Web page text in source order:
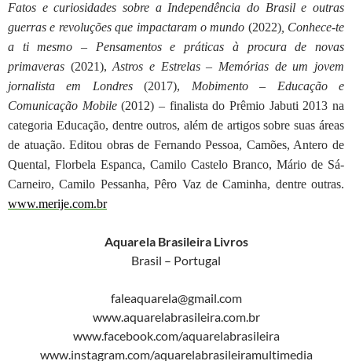
Fatos e curiosidades sobre a Independência do Brasil e outras
guerras e revoluções que impactaram o mundo (2022), Conhece-te
a ti mesmo – Pensamentos e práticas à procura de novas
primaveras (2021),Astros e Estrelas – Memórias de um jovem
jornalista em Londres(2017), Mobimento – Educação e
Comunicação Mobile(2012) – finalista do Prêmio Jabuti 2013 na
categoria Educação, dentre outros, além de artigos sobre suas áreas
de atuação.Editou obras de Fernando Pessoa, Camões, Antero de
Quental, Florbela Espanca, Camilo Castelo Branco, Mário de Sá-
Carneiro, Camilo Pessanha, Pêro Vaz de Caminha, dentre outras.
www.merije.com.br
Aquarela Brasileira Livros
Brasil – Portugal
faleaquarela@gmail.com
www.aquarelabrasileira.com.br
www.facebook.com/aquarelabrasileira
www.instagram.com/aquarelabrasileiramultimedia